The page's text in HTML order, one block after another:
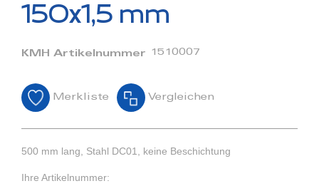
springen
150x1,5 mm
KMH Artikelnummer 1510007
Merkliste Vergleichen
500 mm lang, Stahl DC01, keine Beschichtung
Ihre Artikelnummer: